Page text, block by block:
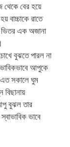
বের হয়ে
রাতে
এক অজানা
বুঝতে পারল না
আপুকে
সকালে ঘুম
বুঝল তার
ভাবে